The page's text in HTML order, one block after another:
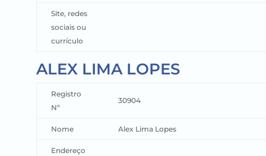
Site, redes
sociais ou
currículo
ALEX LIMA LOPES
Registro
Nº
30904
Nome Alex Lima Lopes
Endereço